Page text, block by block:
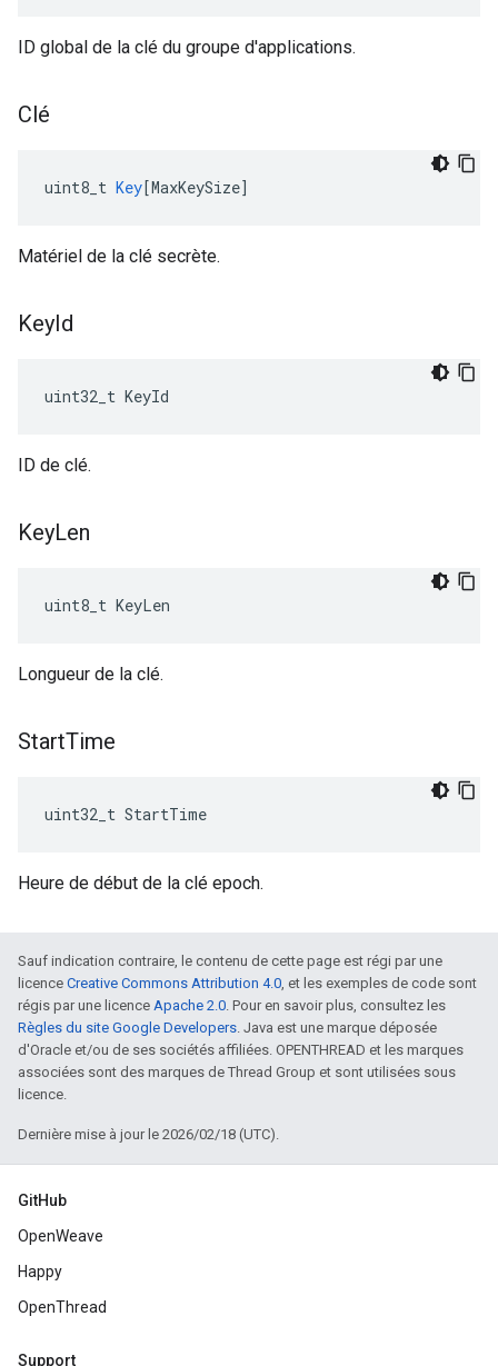
ID global de la clé du groupe d'applications.
Clé
uint8_t Key[MaxKeySize]
Matériel de la clé secrète.
KeyId
uint32_t KeyId
ID de clé.
KeyLen
uint8_t KeyLen
Longueur de la clé.
StartTime
uint32_t StartTime
Heure de début de la clé epoch.
Sauf indication contraire, le contenu de cette page est régi par une
licence Creative Commons Attribution 4.0, et les exemples de code sont
régis par une licence Apache 2.0. Pour en savoir plus, consultez les
Règles du site Google Developers. Java est une marque déposée
d'Oracle et/ou de ses sociétés affiliées. OPENTHREAD et les marques
associées sont des marques de Thread Group et sont utilisées sous
licence.
Dernière mise à jour le 2026/02/18 (UTC).
GitHub
OpenWeave
Happy
OpenThread
Support